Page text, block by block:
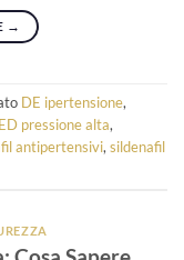
→
DE ipertensione,
pressione alta,
antipertensivi,sildenafil